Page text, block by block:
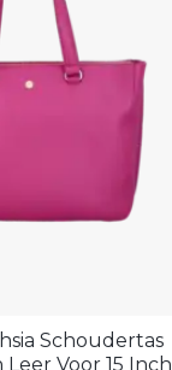
Schoudertas
Leer Voor 15 Inch